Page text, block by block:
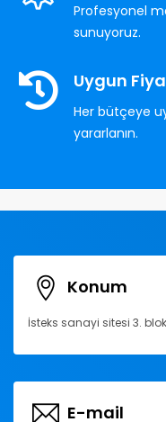
Profesyonel
sunuyoruz.
Uygun
Her bütçeye
yararlanın.
Konum
İsteks sanayi sitesi 3.
E-mail